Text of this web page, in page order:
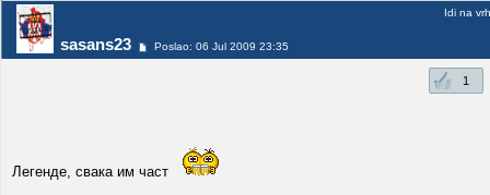
sasans23 Poslao: 06 Jul 2009 23:35
Idi na vrh
1
Легенде, свака им част